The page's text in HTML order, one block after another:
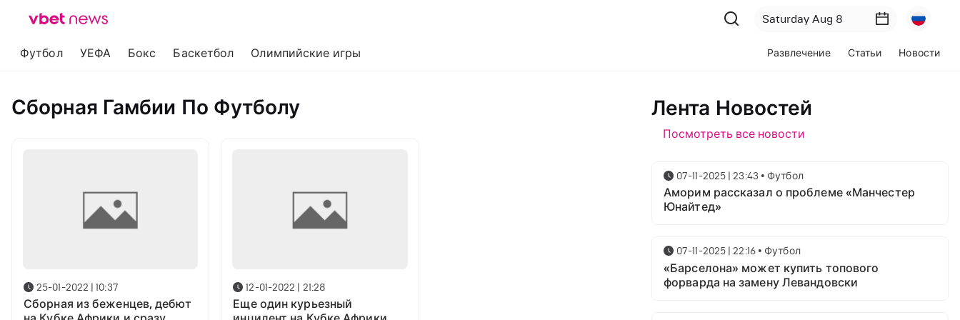
Футбол УЕФА Бокс Баскетбол Олимпийские игры Развлечение Статьи Новости
Сборная Гамбии По Футболу
25-01-2022 | 10:37
Сборная из беженцев, дебют
12-01-2022 | 21:28
Еще один курьезный
Лента Новостей
Посмотреть все новости
07-11-2025 | 23:43 • Футбол
Аморим рассказал о проблеме «Манчестер
Юнайтед»
07-11-2025 | 22:16 • Футбол
«Барселона» может купить топового
форварда на замену Левандовски